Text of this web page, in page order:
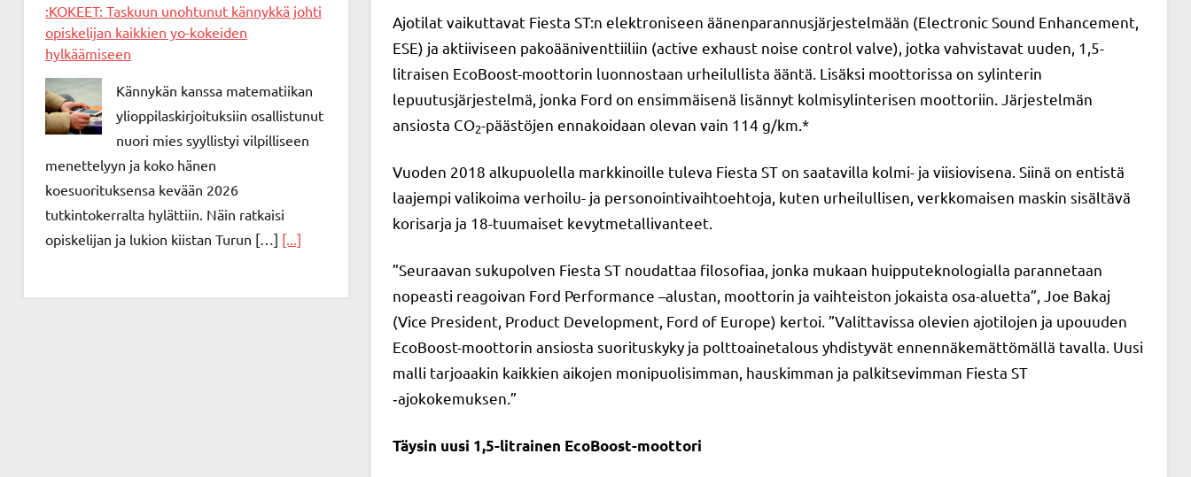
Ajotilat vaikuttavat Fiesta ST:n elektroniseen äänenparannusjärjestelmään (Electronic Sound Enhancement,
ESE) ja aktiiviseen pakoääniventtiiliin (active exhaust noise control valve), jotka vahvistavat uuden, 1,5-
litraisen EcoBoost-moottorin luonnostaan urheilullista ääntä. Lisäksi moottorissa on sylinterin
lepuutusjärjestelmä, jonka Ford on ensimmäisenä lisännyt kolmisylinterisen moottoriin. Järjestelmän
ansiosta CO2-päästöjen ennakoidaan olevan vain 114 g/km.*
Vuoden 2018 alkupuolella markkinoille tuleva Fiesta ST on saatavilla kolmi- ja viisiovisena. Siinä on entistä
laajempi valikoima verhoilu- ja personointivaihtoehtoja, kuten urheilullisen, verkkomaisen maskin sisältävä
korisarja ja 18-tuumaiset kevytmetallivanteet.
”Seuraavan sukupolven Fiesta ST noudattaa filosofiaa, jonka mukaan huipputeknologialla parannetaan
nopeasti reagoivan Ford Performance –alustan, moottorin ja vaihteiston jokaista osa-aluetta”, Joe Bakaj
(Vice President, Product Development, Ford of Europe) kertoi. ”Valittavissa olevien ajotilojen ja upouuden
EcoBoost-moottorin ansiosta suorituskyky ja polttoainetalous yhdistyvät ennennäkemättömällä tavalla. Uusi
malli tarjoaakin kaikkien aikojen monipuolisimman, hauskimman ja palkitsevimman Fiesta ST
‑ajokokemuksen.”
Täysin uusi 1,5-litrainen EcoBoost-moottori
:KOKEET: Taskuun unohtunut kännykkä johti
opiskelijan kaikkien yo-kokeiden
hylkäämiseen
Kännykän kanssa matematiikan
ylioppilaskirjoituksiin osallistunut
nuori mies syyllistyi vilpilliseen
menettelyyn ja koko hänen
koesuorituksensa kevään 2026
tutkintokerralta hylättiin. Näin ratkaisi
opiskelijan ja lukion kiistan Turun […] [...]